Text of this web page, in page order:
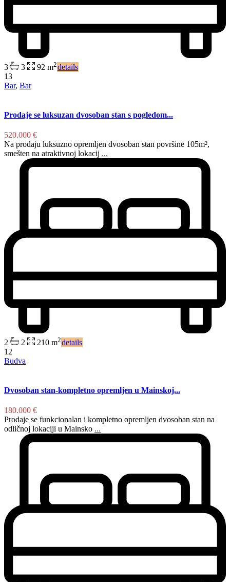
3 3 92 m2details
13
Bar, Bar
Prodaje se luksuzan dvosoban stan s pogledom...
520.000 €
Na prodaju luksuzno opremljen dvosoban stan površine 105m²,
smešten na atraktivnoj lokacij ...
2 2 210 m2details
12
Budva
Dvosoban stan-kompletno opremljen u Mainskoj...
180.000 €
Prodaje se funkcionalan i kompletno opremljen dvosoban stan na
odličnoj lokaciji u Mainsko ...